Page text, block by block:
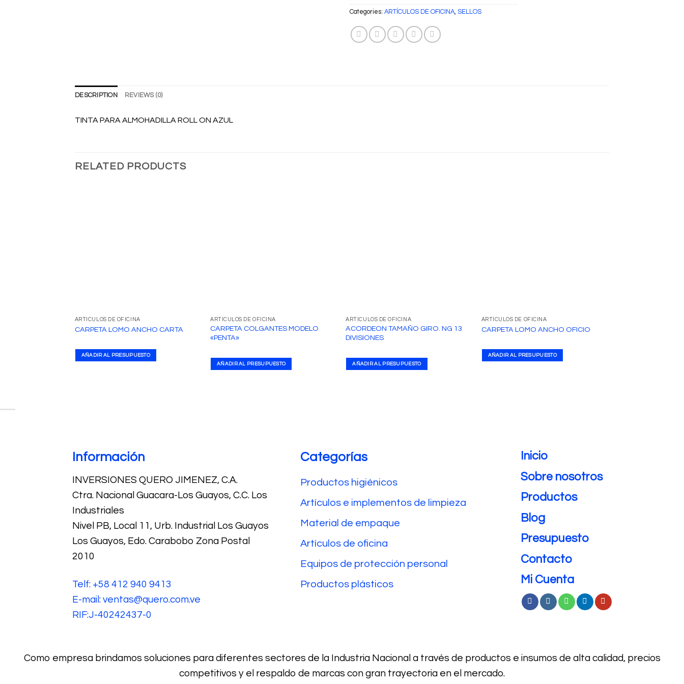
Categories: ARTÍCULOS DE OFICINA SELLOS
DESCRIPTION REVIEWS (0)
TINTA PARA ALMOHADILLA ROLL ON AZUL
RELATED PRODUCTS
ARTÍCULOS DE OFICINA
CARPETA LOMO ANCHO CARTA
AÑADIR AL PRESUPUESTO
ARTÍCULOS DE OFICINA
CARPETA COLGANTES MODELO
«PENTA»
AÑADIR AL PRESUPUESTO
ARTÍCULOS DE OFICINA
ACORDEON TAMAÑO GIRO. NG 13
DIVISIONES
AÑADIR AL PRESUPUESTO
ARTÍCULOS DE OFICINA
CARPETA LOMO ANCHO OFICIO
AÑADIR AL PRESUPUESTO
Información
INVERSIONES QUERO JIMENEZ, C.A.
Ctra. Nacional Guacara-Los Guayos, C.C. Los
Industriales
Nivel PB, Local 11, Urb. Industrial Los Guayos
Los Guayos, Edo. Carabobo Zona Postal
2010
Telf: +58 412 940 9413
E-mail: ventas@quero.com.ve
RIF:J-40242437-0
Categorías
Productos higiénicos
Artículos e implementos de limpieza
Material de empaque
Artículos de oficina
Equipos de protección personal
Productos plásticos
Inicio
Sobre nosotros
Productos
Blog
Presupuesto
Contacto
Mi Cuenta
Como empresa brindamos soluciones para diferentes sectores de la Industria Nacional a través de productos e insumos de alta calidad, precios
competitivos y el respaldo de marcas con gran trayectoria en el mercado.